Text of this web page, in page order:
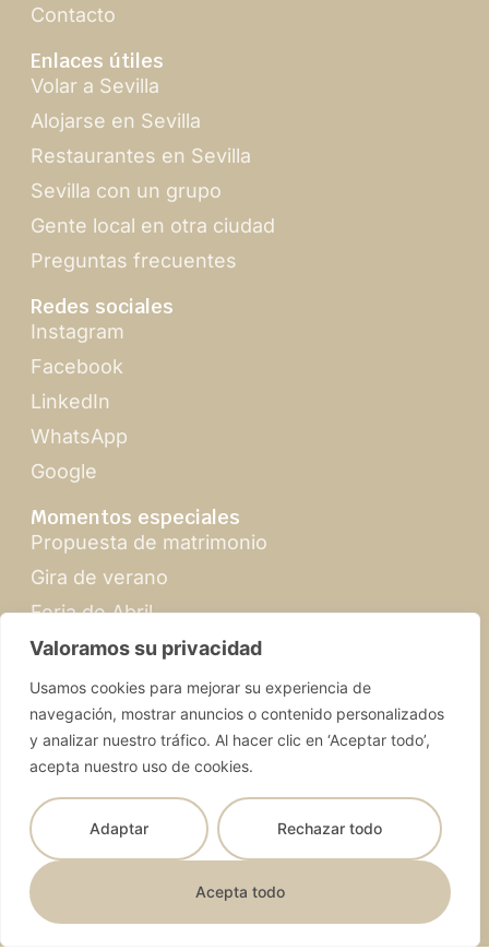
Valoramos su privacidad
Usamos cookies para mejorar su experiencia de
navegación, mostrar anuncios o contenido personalizados
y analizar nuestro tráfico. Al hacer clic en ‘Aceptar todo’,
acepta nuestro uso de cookies.
Adaptar Rechazar todo
Acepta todo
Contacto
Enlaces útiles
Volar a Sevilla
Alojarse en Sevilla
Restaurantes en Sevilla
Sevilla con un grupo
Gente local en otra ciudad
Preguntas frecuentes
Redes sociales
Instagram
Facebook
LinkedIn
WhatsApp
Google
Momentos especiales
Propuesta de matrimonio
Gira de verano
Feria de Abril
Navidad en Sevilla
SevillabyMandy.com | © 2026 Todos los derechos
reservados
Términos y condiciones
Política de privacidad
Declaración de accesibilidadKit Digital
Diseño web
Selva Digital